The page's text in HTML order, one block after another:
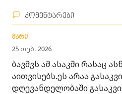
კომენტარები
მარი
25 თებ. 2026
ბავშვს ამ ასაკში რასაც
აითვისებს.ეს არაა
დღევანდელობაში